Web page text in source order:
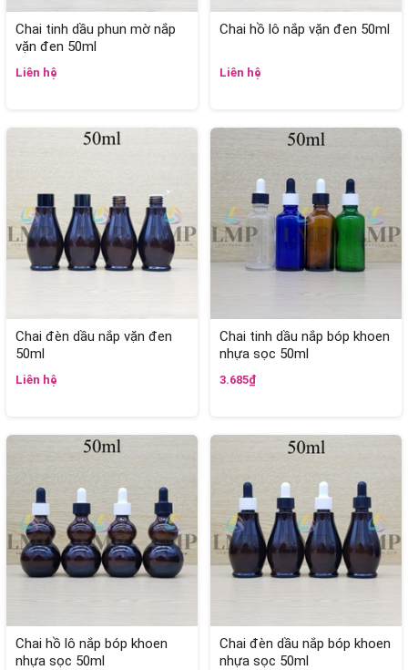
Chai tinh dầu phun mờ nắp
vặn đen 50ml
Liên hệ
Chai hồ lô nắp vặn đen 50ml
Liên hệ
Chai đèn dầu nắp vặn đen
50ml
Liên hệ
Chai tinh dầu nắp bóp khoen
nhựa sọc 50ml
3.685₫
Chai hồ lô nắp bóp khoen
nhựa sọc 50ml
Chai đèn dầu nắp bóp khoen
nhựa sọc 50ml